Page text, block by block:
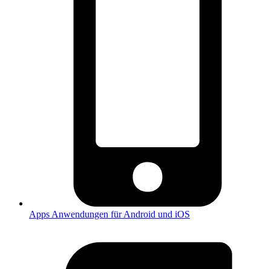
Apps Anwendungen für Android und iOS